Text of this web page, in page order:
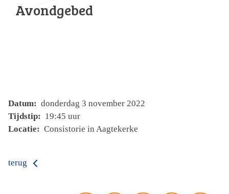
Avondgebed
Datum: donderdag 3 november 2022
Tijdstip: 19:45 uur
Locatie: Consistorie in Aagtekerke
terug